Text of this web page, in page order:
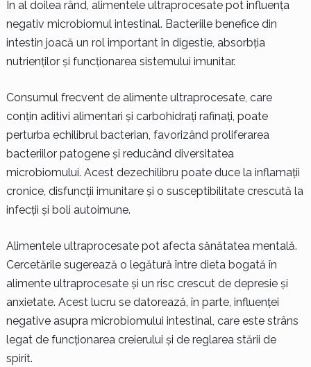
În al doilea rând, alimentele ultraprocesate pot influența
negativ microbiomul intestinal. Bacteriile benefice din
intestin joacă un rol important în digestie, absorbția
nutrienților și funcționarea sistemului imunitar.
Consumul frecvent de alimente ultraprocesate, care
conțin aditivi alimentari și carbohidrați rafinați, poate
perturba echilibrul bacterian, favorizând proliferarea
bacteriilor patogene și reducând diversitatea
microbiomului. Acest dezechilibru poate duce la inflamații
cronice, disfuncții imunitare și o susceptibilitate crescută la
infecții și boli autoimune.
Alimentele ultraprocesate pot afecta sănătatea mentală.
Cercetările sugerează o legătură între dieta bogată în
alimente ultraprocesate și un risc crescut de depresie și
anxietate. Acest lucru se datorează, în parte, influenței
negative asupra microbiomului intestinal, care este strâns
legat de funcționarea creierului și de reglarea stării de
spirit.